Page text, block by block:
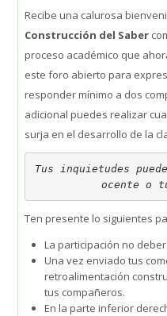
SIEPE
WhatsApp Institucional
Estudiantes
Recibe una calurosa
Construcción del Saber
proceso académico que
este foro abierto para
responder mínimo a dos
adicional puedes realizar
surja en el desarrollo de la
Tus inquietudes
ocente o
Ten presente lo siguientes
La participación no
Una vez enviado tus
retroalimentación
tus compañeros.
En la parte inferior